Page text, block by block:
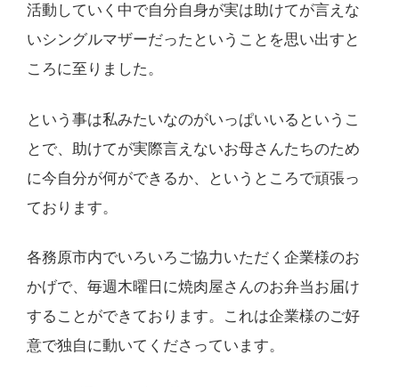
活動していく中で自分自身が実は助けてが言えな
いシングルマザーだったということを思い出すと
ころに至りました。
という事は私みたいなのがいっぱいいるというこ
とで、助けてが実際言えないお母さんたちのため
に今自分が何ができるか、というところで頑張っ
ております。
各務原市内でいろいろご協力いただく企業様のお
かげで、毎週木曜日に焼肉屋さんのお弁当お届け
することができております。これは企業様のご好
意で独自に動いてくださっています。